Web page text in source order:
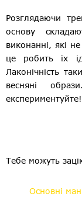
Розглядаючи
основу
виконанні, які
це робить їх
Лаконічність
весняні
експериментуйте!
Тебе можуть
Основні